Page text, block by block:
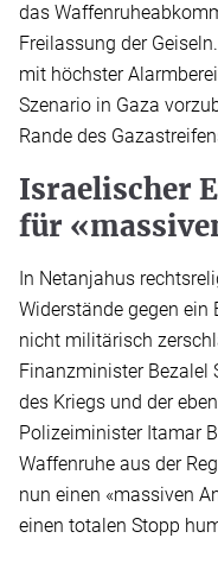
das
Freilassung der
mit höchster
Szenario in Gaza
Rande des
Israelischer
für
In Netanjahus
Widerstände gegen ein
nicht militärisch
Finanzminister Bezalel
des Kriegs und der
Polizeiminister Itamar
Waffenruhe aus der
nun einen «massiven
einen totalen Stopp